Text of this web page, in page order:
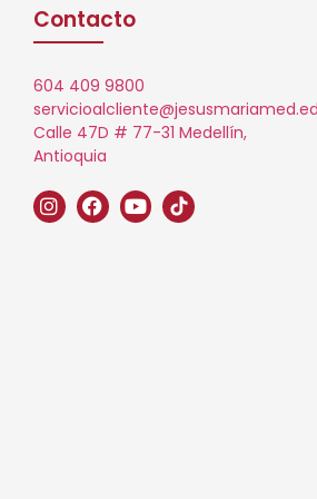
Contacto
604 409 9800
Calle 47D # 77-31 Medellín,
Antioquia